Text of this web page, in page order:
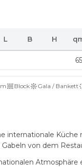
L B H
65
Block Gala / Bankett
internationale
von dem
Atmosphäre